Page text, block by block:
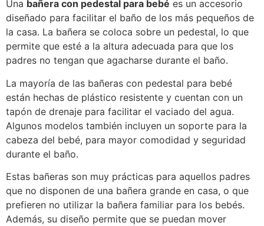
Una bañera con pedestal para bebé es un accesorio
diseñado para facilitar el baño de los más pequeños de
la casa. La bañera se coloca sobre un pedestal, lo que
permite que esté a la altura adecuada para que los
padres no tengan que agacharse durante el baño.
La mayoría de las bañeras con pedestal para bebé
están hechas de plástico resistente y cuentan con un
tapón de drenaje para facilitar el vaciado del agua.
Algunos modelos también incluyen un soporte para la
cabeza del bebé, para mayor comodidad y seguridad
durante el baño.
Estas bañeras son muy prácticas para aquellos padres
que no disponen de una bañera grande en casa, o que
prefieren no utilizar la bañera familiar para los bebés.
Además, su diseño permite que se puedan mover